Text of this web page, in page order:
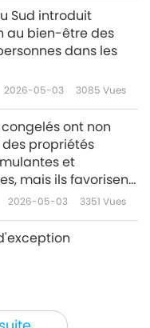
Sud introduit
au bien-être des
dans les
2026-05-03 3085 Vues
ont non
propriétés
et
mais ils favorisent
la digestion et le
2026-05-03 3351 Vues
2026-05-03